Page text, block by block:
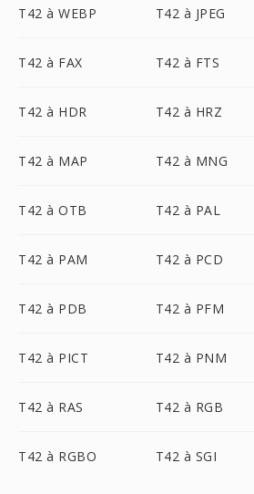
T42 à WEBP T42 à JPEG
T42 à FAX T42 à FTS
T42 à HDR T42 à HRZ
T42 à MAP T42 à MNG
T42 à OTB T42 à PAL
T42 à PAM T42 à PCD
T42 à PDB T42 à PFM
T42 à PICT T42 à PNM
T42 à RAS T42 à RGB
T42 à RGBO T42 à SGI